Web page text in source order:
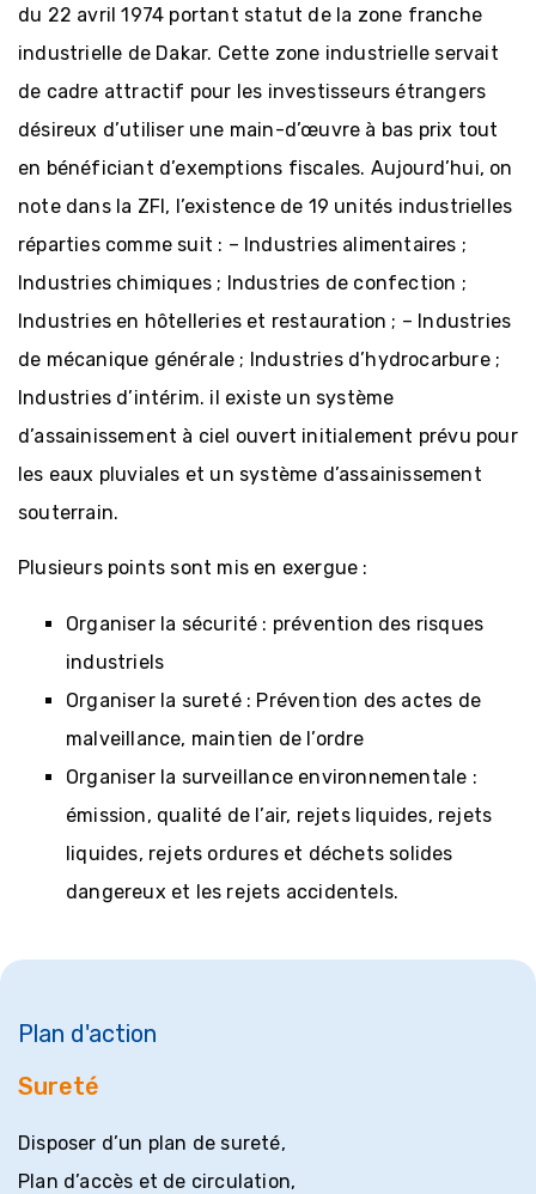
du 22 avril 1974 portant statut de la zone franche
industrielle de Dakar. Cette zone industrielle servait
de cadre attractif pour les investisseurs étrangers
désireux d’utiliser une main-d’œuvre à bas prix tout
en bénéficiant d’exemptions fiscales. Aujourd’hui, on
note dans la ZFI, l’existence de 19 unités industrielles
réparties comme suit : – Industries alimentaires ;
Industries chimiques ; Industries de confection ;
Industries en hôtelleries et restauration ; – Industries
de mécanique générale ; Industries d’hydrocarbure ;
Industries d’intérim. il existe un système
d’assainissement à ciel ouvert initialement prévu pour
les eaux pluviales et un système d’assainissement
souterrain.
Plusieurs points sont mis en exergue :
Organiser la sécurité : prévention des risques
industriels
Organiser la sureté : Prévention des actes de
malveillance, maintien de l’ordre
Organiser la surveillance environnementale :
émission, qualité de l’air, rejets liquides, rejets
liquides, rejets ordures et déchets solides
dangereux et les rejets accidentels.
Plan d'action
Sureté
Disposer d’un plan de sureté,
Plan d’accès et de circulation,